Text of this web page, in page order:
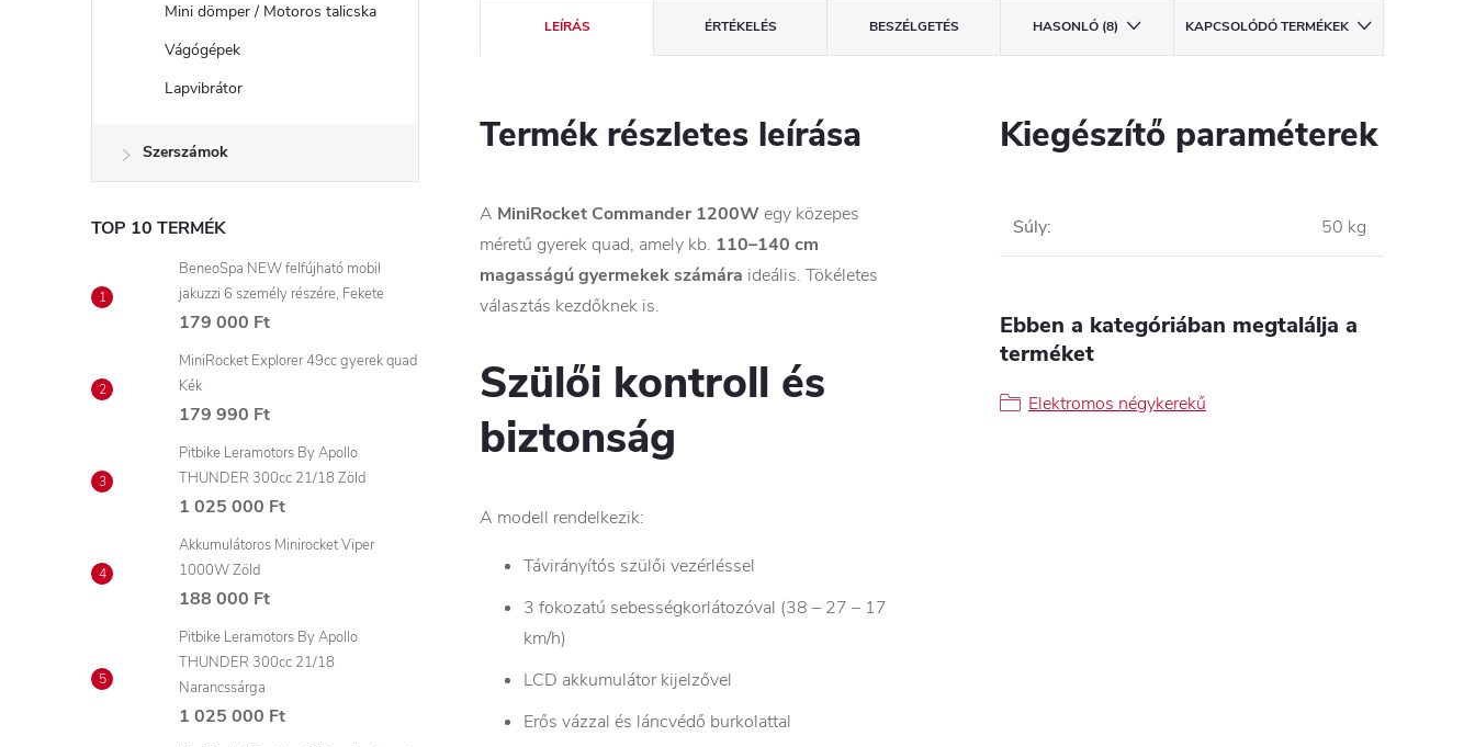
Mini dömper / Motoros talicska
Vágógépek
Lapvibrátor
Szerszámok
TOP 10 TERMÉK
BeneoSpa NEW felfújható mobil
jakuzzi 6 személy részére, Fekete
179 000 Ft
MiniRocket Explorer 49cc gyerek quad
Kék
179 990 Ft
Pitbike Leramotors By Apollo
THUNDER 300cc 21/18 Zöld
1 025 000 Ft
Akkumulátoros Minirocket Viper
1000W Zöld
188 000 Ft
Pitbike Leramotors By Apollo
THUNDER 300cc 21/18
Narancssárga
1 025 000 Ft
LEÍRÁS ÉRTÉKELÉS BESZÉLGETÉS HASONLÓ (8) KAPCSOLÓDÓ TERMÉKEK
Termék részletes leírása
A MiniRocket Commander 1200Wegy közepes
méretű gyerek quad, amely kb. 110–140 cm
magasságú gyermekek számára ideális. Tökéletes
választás kezdőknek is.
Szülői kontroll és
biztonság
A modell rendelkezik:
Távirányítós szülői vezérléssel
3 fokozatú sebességkorlátozóval (38 – 27 – 17
km/h)
LCD akkumulátor kijelzővel
Erős vázzal és láncvédő burkolattal
Kiegészítő paraméterek
Súly: 50 kg
Ebben a kategóriában megtalálja a
terméket
Elektromos négykerekű